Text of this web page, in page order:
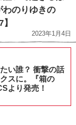
のりゆきの
2023年1月4日
い誰？ 衝撃の話
スに。『箱の
より発売！